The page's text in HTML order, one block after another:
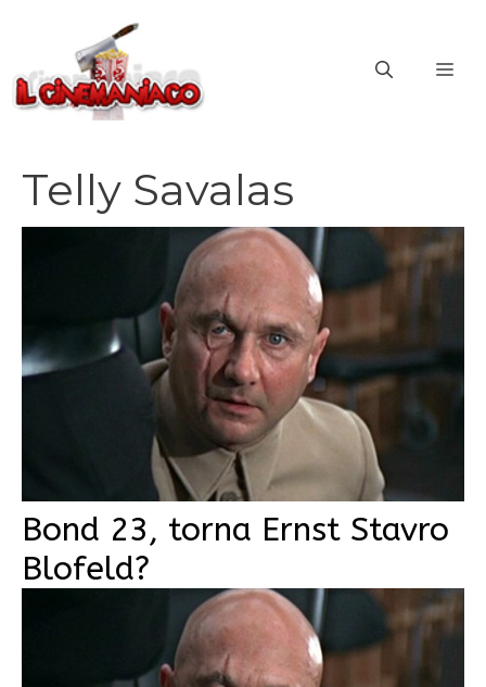
contenuto
Telly Savalas
Bond 23, torna Ernst Stavro
Blofeld?